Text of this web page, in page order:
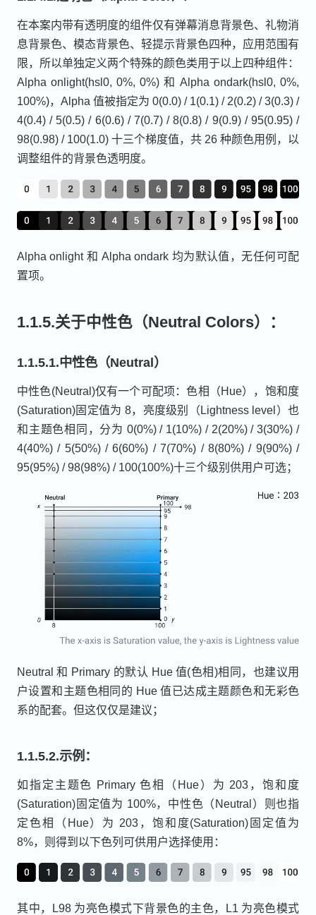
在本案内带有透明度的组件仅有弹幕消息背景色、礼物消
息背景色、模态背景色、轻提示背景色四种，应用范围有
限，所以单独定义两个特殊的颜色类用于以上四种组件：
Alpha onlight(hsl0, 0%, 0%) 和 Alpha ondark(hsl0, 0%,
100%)，Alpha 值被指定为 0(0.0) / 1(0.1) / 2(0.2) / 3(0.3) /
4(0.4) / 5(0.5) / 6(0.6) / 7(0.7) / 8(0.8) / 9(0.9) / 95(0.95) /
98(0.98) / 100(1.0) 十三个梯度值，共 26 种颜色用例，以
调整组件的背景色透明度。
Alpha onlight 和 Alpha ondark 均为默认值，无任何可配
置项。
1.1.5.关于中性色（Neutral Colors）：
1.1.5.1.中性色（Neutral）
中性色(Neutral)仅有一个可配项：色相（Hue），饱和度
(Saturation)固定值为 8，亮度级别（Lightness level）也
和主题色相同，分为 0(0%) / 1(10%) / 2(20%) / 3(30%) /
4(40%) / 5(50%) / 6(60%) / 7(70%) / 8(80%) / 9(90%) /
95(95%) / 98(98%) / 100(100%)十三个级别供用户可选；
Neutral 和 Primary 的默认 Hue 值(色相)相同，也建议用
户设置和主题色相同的 Hue 值已达成主题颜色和无彩色
系的配套。但这仅仅是建议；
1.1.5.2.示例：
如指定主题色 Primary 色相（Hue）为 203，饱和度
(Saturation)固定值为 100%，中性色（Neutral）则也指
定色相（Hue）为 203，饱和度(Saturation)固定值为
8%，则得到以下色列可供用户选择使用：
其中，L98 为亮色模式下背景色的主色，L1 为亮色模式